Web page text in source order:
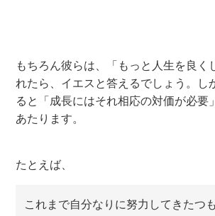
もちろん彼らは、「もっと人生を良く
れたら、イエスと答えるでしょう。し
ると「成長にはそれ相応の対価が必要
あたります。
たとえば、
これまで自分なりに努力してきたつ